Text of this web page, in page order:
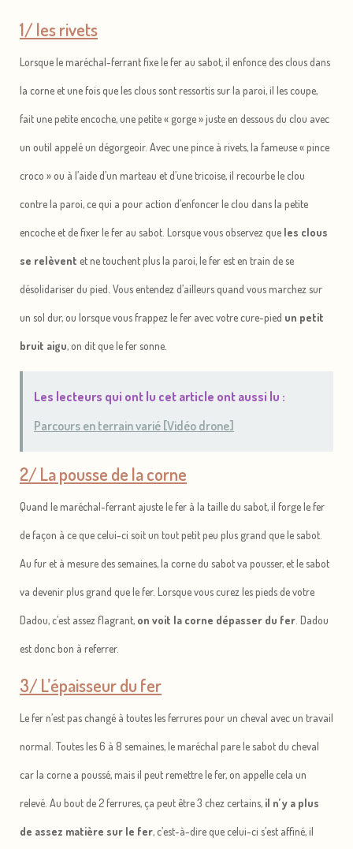
1/ les rivets
Lorsque le maréchal-ferrant fixe le fer au sabot, il enfonce des clous dans
la corne et une fois que les clous sont ressortis sur la paroi, il les coupe,
fait une petite encoche, une petite « gorge » juste en dessous du clou avec
un outil appelé un dégorgeoir. Avec une pince à rivets, la fameuse « pince
croco » ou à l’aide d’un marteau et d’une tricoise, il recourbe le clou
contre la paroi, ce qui a pour action d’enfoncer le clou dans la petite
encoche et de fixer le fer au sabot. Lorsque vous observez que les clous
se relèvent et ne touchent plus la paroi, le fer est en train de se
désolidariser du pied. Vous entendez d’ailleurs quand vous marchez sur
un sol dur, ou lorsque vous frappez le fer avec votre cure-pied un petit
bruit aigu, on dit que le fer sonne.
Les lecteurs qui ont lu cet article ont aussi lu :
Parcours en terrain varié [Vidéo drone]
2/ La pousse de la corne
Quand le maréchal-ferrant ajuste le fer à la taille du sabot, il forge le fer
de façon à ce que celui-ci soit un tout petit peu plus grand que le sabot.
Au fur et à mesure des semaines, la corne du sabot va pousser, et le sabot
va devenir plus grand que le fer. Lorsque vous curez les pieds de votre
Dadou, c’est assez flagrant, on voit la corne dépasser du fer . Dadou
est donc bon à referrer.
3/ L’épaisseur du fer
Le fer n’est pas changé à toutes les ferrures pour un cheval avec un travail
normal. Toutes les 6 à 8 semaines, le maréchal pare le sabot du cheval
car la corne a poussé, mais il peut remettre le fer, on appelle cela un
relevé. Au bout de 2 ferrures, ça peut être 3 chez certains, il n’y a plus
de assez matière sur le fer, c’est-à-dire que celui-ci s’est affiné, il